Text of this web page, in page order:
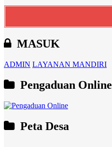
MASUK
ADMIN LAYANAN MANDIRI
Pengaduan Online
Peta Desa